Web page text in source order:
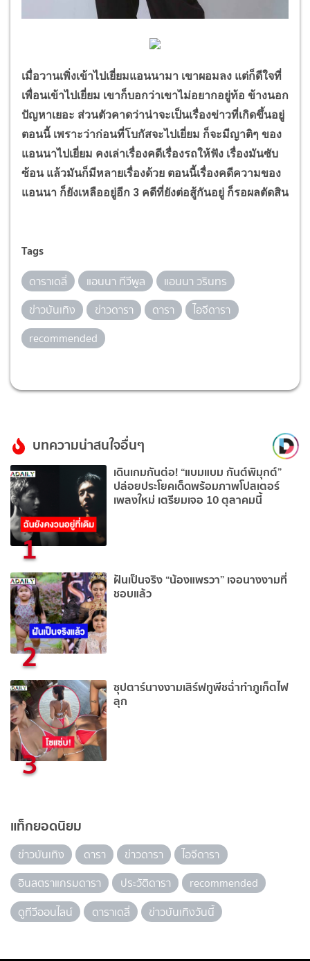
เมื่อวานเพิ่งเข้าไปเยี่ยมแอนนามา เขาผอมลง แต่ก็ดีใจที่
เพื่อนเข้าไปเยี่ยม เขาก็บอกว่าเขาไม่อยากอยู่ท้อ ข้างนอก
ปัญหาเยอะ ส่วนตัวคาดว่าน่าจะเป็นเรื่องข่าวที่เกิดขึ้นอยู่
ตอนนี้ เพราะว่าก่อนที่โบกัสจะไปเยี่ยม ก็จะมีญาติๆ ของ
แอนนาไปเยี่ยม คงเล่าเรื่องคดีเรื่องรถให้ฟัง เรื่องมันซับ
ซ้อน แล้วมันก็มีหลายเรื่องด้วย ตอนนี้เรื่องคดีความของ
แอนนา ก็ยังเหลืออยู่อีก 3 คดีที่ยังต่อสู้กันอยู่ ก็รอผลตัดสิน
Tags
ดาราเดลี่ แอนนา ทีวีพูล
แอนนา วรินทร
ข่าวบันเทิง
ข่าวดารา ดารา
ไอจีดารา
recommended
บทความน่าสนใจอื่นๆ
1
เดินเกมกันต่อ! “แบมแบม กันต์พิมุกต์”
ปล่อยประโยคเด็ดพร้อมภาพโปสเตอร์
เพลงใหม่ เตรียมเจอ 10 ตุลาคมนี้
2
ฝันเป็นจริง “น้องแพรวา” เจอนางงามที่
ชอบแล้ว
3
ซุปตาร์นางงามเสิร์ฟทูพีชฉ่ำทำภูเก็ตไฟ
ลุก
แท็กยอดนิยม
ข่าวบันเทิง ดารา ข่าวดารา
ไอจีดารา
อินสตราแกรมดารา
ประวัติดารา
recommended
ดูทีวีออนไลน์
ดาราเดลี่ ข่าวบันเทิงวันนี้